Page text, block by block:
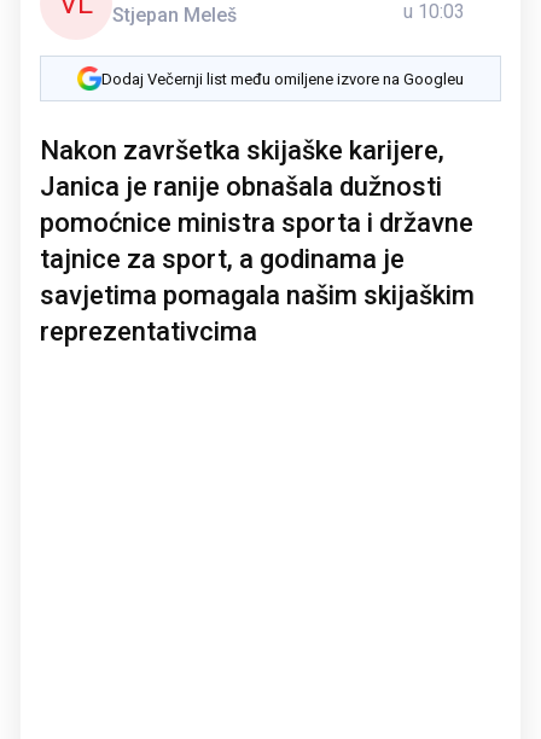
Stjepan Meleš
u 10:03
Dodaj Večernji list među omiljene izvore na Googleu
Nakon završetka skijaške karijere,
Janica je ranije obnašala dužnosti
pomoćnice ministra sporta i državne
tajnice za sport, a godinama je
savjetima pomagala našim skijaškim
reprezentativcima